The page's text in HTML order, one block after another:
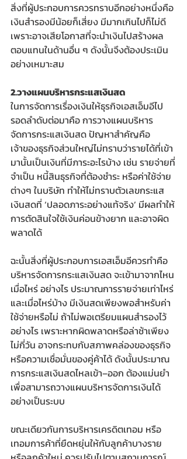
สิ่งที่ผู้ประกอบการควรทราบอีกอย่างหนึ่งคือ
เงินสำรองมีน้อยก็เสี่ยง มีมากเกินไปก็ไม่ดี
เพราะอาจเสียโอกาสที่จะนำเงินไปสร้างผล
ตอบแทนในด้านอื่น ๆ ดังนั้นจึงต้องประเมิน
อย่างเหมาะสม
2.วางแผนบริหารกระแสเงินสด
ในการจัดการเรื่องเงินให้ธุรกิจเอสเอ็มอีไป
รอดลำดับต่อมาคือ การวางแผนบริหาร
จัดการกระแสเงินสด ปัญหาสำคัญคือ
เจ้าของธุรกิจส่วนใหญ่ไม่ทราบว่ารายได้ที่เข้า
มานั้นเป็นเงินที่มีภาระอะไรบ้าง เช่น รายจ่ายที่
จำเป็น หนี้สินธุรกิจที่ต้องชำระ หรือค่าใช้จ่าย
ต่างๆ ในบริษัท ทำให้ไม่ทราบตัวเลขกระแส
เงินสดที่ ‘ปลอดภาระอย่างแท้จริง’ มีผลทำให้
การตัดสินใจใช้เงินค่อนข้างยาก และอาจผิด
พลาดได้
ฉะนั้นสิ่งที่ผู้ประกอบการเอสเอ็มอีควรทำคือ
บริหารจัดการกระแสเงินสด จะเข้ามาจากไหน
เมื่อไหร่ อย่างไร ประมาณการรายจ่ายเท่าไหร่
และเมื่อไหร่บ้าง มีเงินสดเพียงพอสำหรับค่า
ใช้จ่ายหรือไม่ ถ้าไม่พอเตรียมแผนสำรองไว้
อย่างไร เพราะหากผิดพลาดหรือล่าช้าเพียง
ไม่กี่วัน อาจกระทบกับสภาพคล่องของธุรกิจ
หรือความเชื่อมั่นของคู่ค้าได้ ดังนั้นประมาณ
การกระแสเงินสดไหลเข้า–ออก ต้องแม่นยำ
เพื่อสามารถวางแผนบริหารจัดการเงินได้
อย่างเป็นระบบ
ขณะเดียวกันการบริหารเครดิตเทอม หรือ
เทอมการค้าที่ยืดหยุ่นให้กับลูกค้าบางราย